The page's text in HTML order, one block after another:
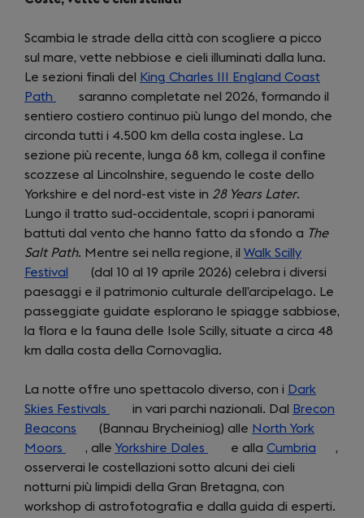
Scambia le strade della città con scogliere a picco
sul mare, vette nebbiose e cieli illuminati dalla luna.
Le sezioni finali del
King Charles III England Coast
Path
(opens
in
a
new
tab)
saranno completate nel 2026, formando il
sentiero costiero continuo più lungo del mondo, che
circonda tutti i 4.500 km della costa inglese. La
sezione più recente, lunga 68 km, collega il confine
scozzese al Lincolnshire, seguendo le coste dello
Yorkshire e del nord-est viste in 28 Years Later.
Lungo il tratto sud-occidentale, scopri i panorami
battuti dal vento che hanno fatto da sfondo a The
Salt Path. Mentre sei nella regione, il Walk Scilly
Festival
(opens
in
a
new
tab)
(dal 10 al 19 aprile 2026) celebra i diversi
paesaggi e il patrimonio culturale dell’arcipelago. Le
passeggiate guidate esplorano le spiagge sabbiose,
la flora e la fauna delle Isole Scilly, situate a circa 48
km dalla costa della Cornovaglia.
La notte offre uno spettacolo diverso, con i Dark
Skies Festivals
(opens
in
a
new
tab)
in vari parchi nazionali. Dal
Brecon
Beacons (opens
in
a
new
tab)
(Bannau Brycheiniog) alle North York
Moors
(opens
in
a
new
, alle Yorkshire Dales
(opens
in
a
new
e alla Cumbria (opens
new
,
osserverai le costellazioni sotto alcuni dei cieli
notturni più limpidi della Gran Bretagna, con
workshop di astrofotografia e dalla guida di esperti.